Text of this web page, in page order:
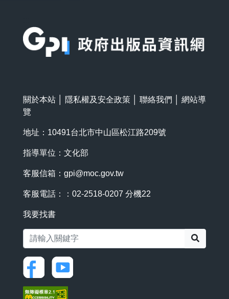
關於本站 隱私權及安全政策 聯絡我們
網站導
覽
地址：10491台北市中山區松江路209號
指導單位：文化部
客服信箱： gpi@moc.gov.tw
客服電話：：02-2518-0207 分機22
我要找書